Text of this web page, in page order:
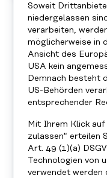
Soweit
niedergelassen
verarbeiten,
möglicherweise in
Ansicht des
USA kein
Demnach besteht
US-Behörden
entsprechender
Mit Ihrem Klick auf
zulassen“ erteilen
Art. 49 (1)(a)
Technologien von
verwendet werden
Datenschutz *
Ich willige in
zur
ein. Diese
DSGVO
Informationen
(sindbad.co.at/
Absenden